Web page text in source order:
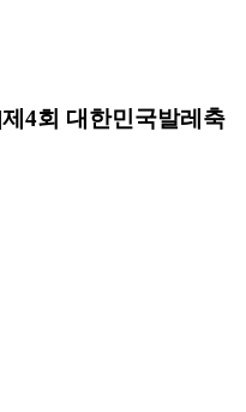
4회 대한민국발레축